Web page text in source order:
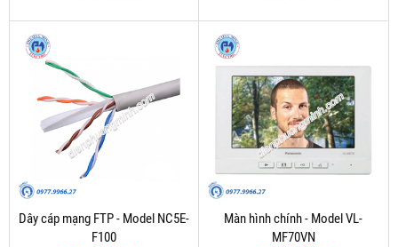
Dây cáp mạng FTP - Model NC5E-
F100
Màn hình chính - Model VL-
MF70VN